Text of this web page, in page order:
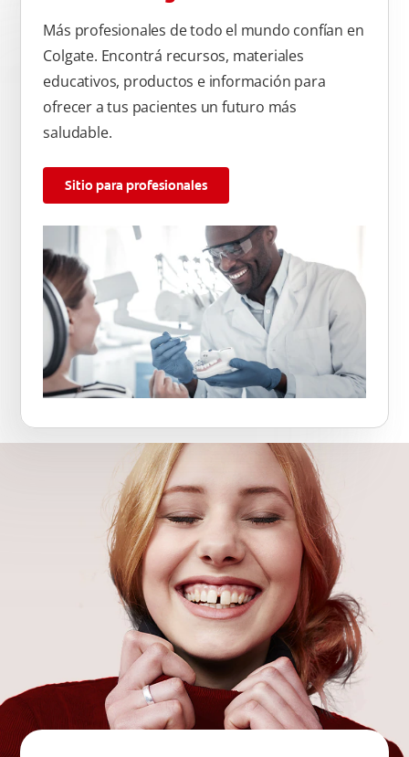
Más profesionales de todo el mundo confían en
Colgate. Encontrá recursos, materiales
educativos, productos e información para
ofrecer a tus pacientes un futuro más
saludable.
Sitio para profesionales